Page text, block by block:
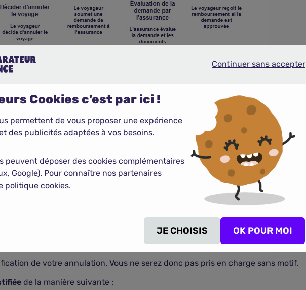
de votre annulation. Vous ne serez donc pas pris en charge sans motif.
de la manière suivante :
Continuer sans accepter
Cookies c'est par ici !
permettent de vous proposer une expérience
des publicités adaptées à vos besoins.
peuvent déposer des cookies complémentaires
Google). Pour connaître nos partenaires
politique cookies.
JE CHOISIS OK POUR MOI
Continuer sans accepter